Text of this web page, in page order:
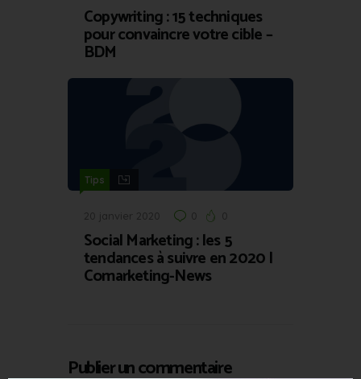
Copywriting : 15 techniques
pour convaincre votre cible –
BDM
Tips
20 janvier 2020 0 0
Social Marketing : les 5
tendances à suivre en 2020 |
Comarketing-News
Publier un commentaire